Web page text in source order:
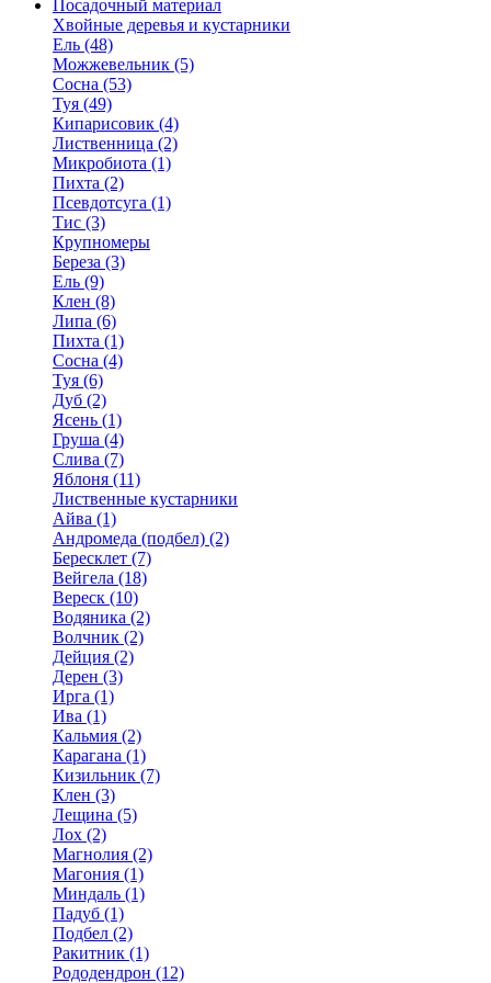
Посадочный материал
Хвойные деревья и кустарники
Ель (48)
Можжевельник (5)
Сосна (53)
Туя (49)
Кипарисовик (4)
Лиственница (2)
Микробиота (1)
Пихта (2)
Псевдотсуга (1)
Тис (3)
Крупномеры
Береза (3)
Ель (9)
Клен (8)
Липа (6)
Пихта (1)
Сосна (4)
Туя (6)
Дуб (2)
Ясень (1)
Груша (4)
Слива (7)
Яблоня (11)
Лиственные кустарники
Айва (1)
Андромеда (подбел) (2)
Бересклет (7)
Вейгела (18)
Вереск (10)
Водяника (2)
Волчник (2)
Дейция (2)
Дерен (3)
Ирга (1)
Ива (1)
Кальмия (2)
Карагана (1)
Кизильник (7)
Клен (3)
Лещина (5)
Лох (2)
Магнолия (2)
Магония (1)
Миндаль (1)
Падуб (1)
Подбел (2)
Ракитник (1)
Рододендрон (12)